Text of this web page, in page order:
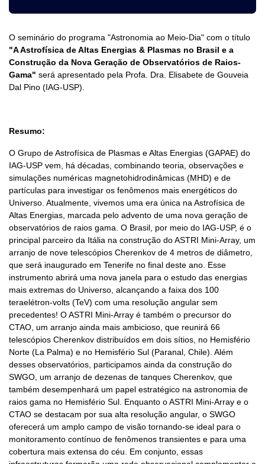
O seminário do programa "Astronomia ao Meio-Dia" com o título
"A Astrofísica de Altas Energias & Plasmas no Brasil e a
Construção da Nova Geração de Observatórios de Raios-
Gama" será apresentado pela Profa. Dra. Elisabete de Gouveia
Dal Pino (IAG-USP).
Resumo:
O Grupo de Astrofísica de Plasmas e Altas Energias (GAPAE) do
IAG-USP vem, há décadas, combinando teoria, observações e
simulações numéricas magnetohidrodinâmicas (MHD) e de
partículas para investigar os fenômenos mais energéticos do
Universo. Atualmente, vivemos uma era única na Astrofísica de
Altas Energias, marcada pelo advento de uma nova geração de
observatórios de raios gama. O Brasil, por meio do IAG-USP, é o
principal parceiro da Itália na construção do ASTRI Mini-Array, um
arranjo de nove telescópios Cherenkov de 4 metros de diâmetro,
que será inaugurado em Tenerife no final deste ano. Esse
instrumento abrirá uma nova janela para o estudo das energias
mais extremas do Universo, alcançando a faixa dos 100
teraelétron-volts (TeV) com uma resolução angular sem
precedentes! O ASTRI Mini-Array é também o precursor do
CTAO, um arranjo ainda mais ambicioso, que reunirá 66
telescópios Cherenkov distribuídos em dois sítios, no Hemisfério
Norte (La Palma) e no Hemisfério Sul (Paranal, Chile). Além
desses observatórios, participamos ainda da construção do
SWGO, um arranjo de dezenas de tanques Cherenkov, que
também desempenhará um papel estratégico na astronomia de
raios gama no Hemisfério Sul. Enquanto o ASTRI Mini-Array e o
CTAO se destacam por sua alta resolução angular, o SWGO
oferecerá um amplo campo de visão tornando-se ideal para o
monitoramento contínuo de fenômenos transientes e para uma
cobertura mais extensa do céu. Em conjunto, essas